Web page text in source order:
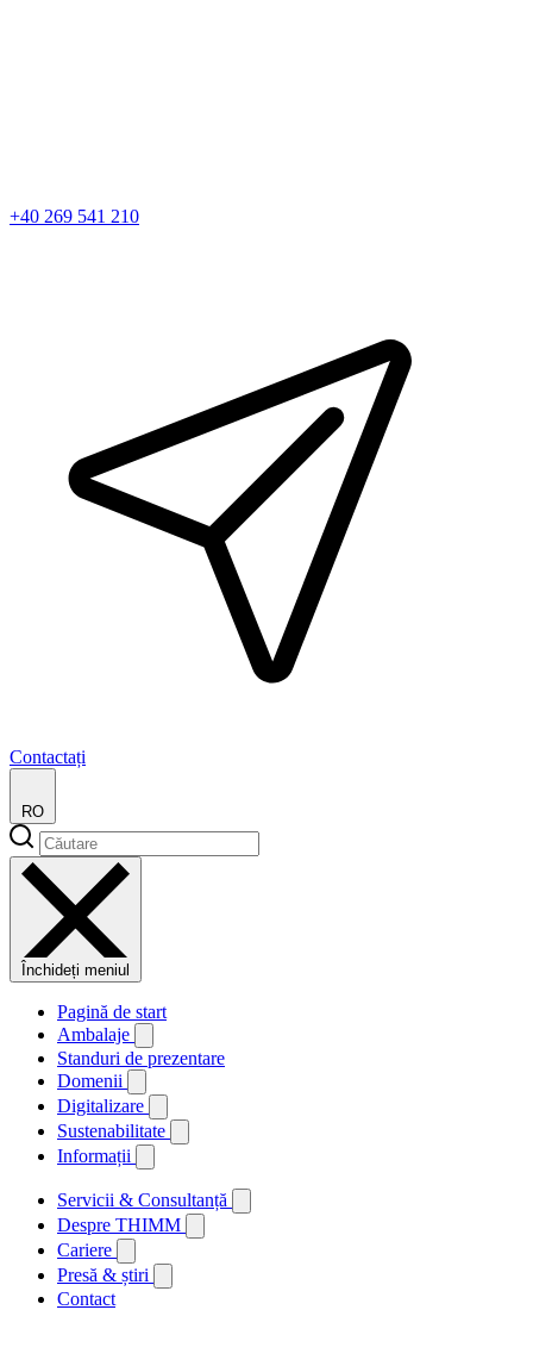
+40 269 541 210
Contactați
RO
Închideți meniul
Pagină de start
Ambalaje
Standuri de prezentare
Domenii
Digitalizare
Sustenabilitate
Informații
Servicii & Consultanță
Despre THIMM
Cariere
Presă & știri
Contact